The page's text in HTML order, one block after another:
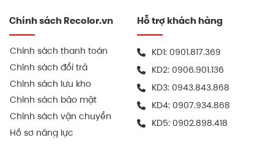
Chính sách Recolor.vn
Chính sách thanh toán
Chính sách đổi trả
Chính sách lưu kho
Chính sách bảo mật
Chính sách vận chuyển
Hồ sơ năng lực
Hỗ trợ khách hàng
KD1: 0901.817.369
KD2: 0906.901.136
KD3: 0943.843.868
KD4: 0907.934.868
KD5: 0902.898.418